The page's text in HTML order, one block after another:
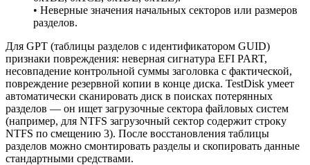
• Неверные значения начальных секторов или размеров
разделов.
Для GPT (таблицы разделов с идентификатором GUID)
признаки повреждения: неверная сигнатура EFI PART,
несовпадение контрольной суммы заголовка с фактической,
повреждение резервной копии в конце диска. TestDisk умеет
автоматически сканировать диск в поисках потерянных
разделов — он ищет загрузочные сектора файловых систем
(например, для NTFS загрузочный сектор содержит строку
NTFS по смещению 3). После восстановления таблицы
разделов можно смонтировать разделы и скопировать данные
стандартными средствами.